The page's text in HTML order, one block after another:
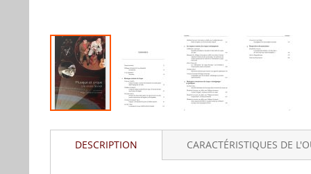
au
débutDESCRIPTION CARACTÉRISTIQUES DE